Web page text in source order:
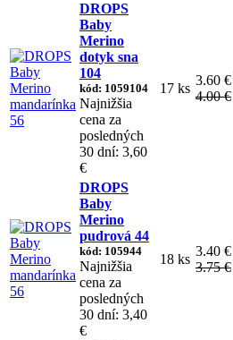
DROPS
Baby
Merino
dotyk sna
104
kód: 1059104
Najnižšia
cena za
posledných
30 dní: 3,60
€
17 ks
3.60 €
4.00 €
DROPS
Baby
Merino
pudrová 44
kód: 105944
Najnižšia
cena za
posledných
30 dní: 3,40
€
18 ks
3.40 €
3.75 €